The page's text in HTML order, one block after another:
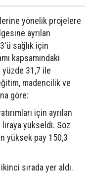
yönelik projelere
ayrılan
sağlık için
kapsamındaki
yüzde 31,7 ile
madencilik ve
göre:
için ayrılan
yükseldi. Söz
yüksek pay 150,3
sırada yer aldı.